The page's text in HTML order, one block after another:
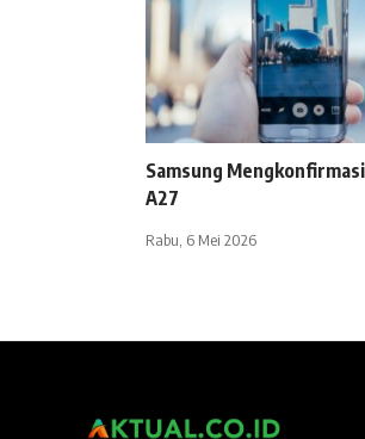
Samsung
A27
Rabu, 6 Mei 2026